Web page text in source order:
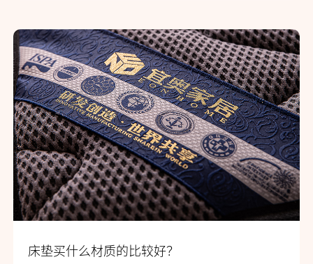
床垫买什么材质的比较好？